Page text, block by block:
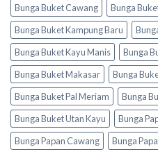
Bunga Buket Cawang
Bunga
Bunga Buket Kampung Baru
Bunga Buket Kayu Manis
Bunga
Bunga Buket Makasar
Bunga
Bunga Buket Pal Meriam
Bunga
Bunga Buket Utan Kayu
Bunga
Bunga Papan Cawang
Bunga